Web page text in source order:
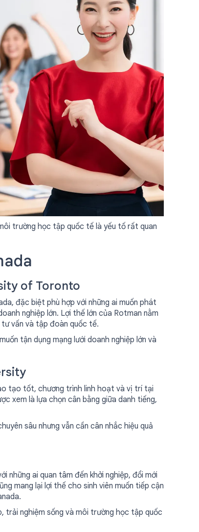
trường học tập quốc tế là yếu tố rất quan
of Toronto
đặc biệt phù hợp với những ai muốn phát
nghiệp lớn. Lợi thế lớn của Rotman nằm
vấn và tập đoàn quốc tế.
tận dụng mạng lưới doanh nghiệp lớn và
tạo tốt, chương trình linh hoạt và vị trí tại
xem là lựa chọn cân bằng giữa danh tiếng,
sâu nhưng vẫn cần cân nhắc hiệu quả
những ai quan tâm đến khởi nghiệp, đổi mới
mang lại lợi thế cho sinh viên muốn tiếp cận
trải nghiệm sống và môi trường học tập quốc